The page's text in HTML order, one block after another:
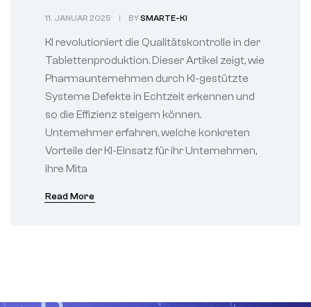
Qualitätskontrolle für
Tablets
11. JANUAR 2025 BYSMARTE-KI
KI revolutioniert die Qualitätskontrolle in der
Tablettenproduktion. Dieser Artikel zeigt, wie
Pharmaunternehmen durch KI-gestützte
Systeme Defekte in Echtzeit erkennen und
so die Effizienz steigern können.
Unternehmer erfahren, welche konkreten
Vorteile der KI-Einsatz für ihr Unternehmen,
ihre Mita
Read More